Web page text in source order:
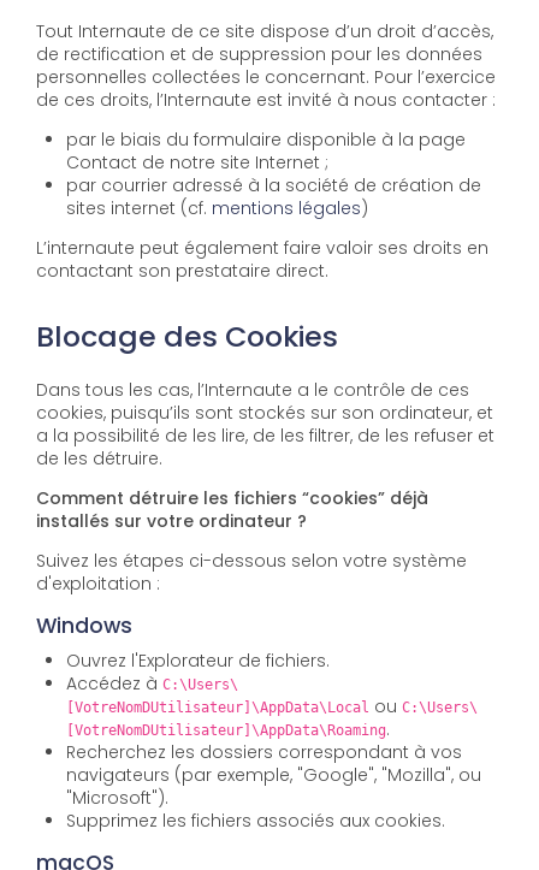
Tout Internaute de ce site dispose d’un droit d’accès,
de rectification et de suppression pour les données
personnelles collectées le concernant. Pour l’exercice
de ces droits, l’Internaute est invité à nous contacter :
par le biais du formulaire disponible à la page
Contact de notre site Internet ;
par courrier adressé à la société de création de
sites internet (cf. mentions légales)
L’internaute peut également faire valoir ses droits en
contactant son prestataire direct.
Blocage des Cookies
Dans tous les cas, l’Internaute a le contrôle de ces
cookies, puisqu’ils sont stockés sur son ordinateur, et
a la possibilité de les lire, de les filtrer, de les refuser et
de les détruire.
Comment détruire les fichiers “cookies” déjà
installés sur votre ordinateur ?
Suivez les étapes ci-dessous selon votre système
d'exploitation :
Windows
Ouvrez l'Explorateur de fichiers.
Accédez àC:\Users\
[VotreNomDUtilisateur]\AppData\Local ouC:\Users\
[VotreNomDUtilisateur]\AppData\Roaming.
Recherchez les dossiers correspondant à vos
navigateurs (par exemple, "Google", "Mozilla", ou
"Microsoft").
Supprimez les fichiers associés aux cookies.
macOS